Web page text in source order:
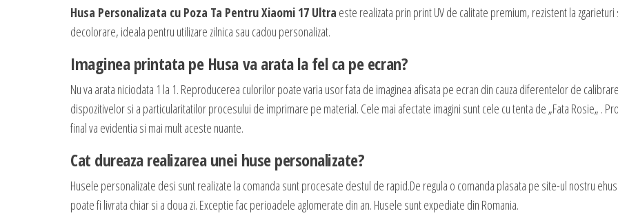
Husa Personalizata cu Poza Ta Pentru Xiaomi 17 Ultra este realizata prin print UV de calitate premium, rezistent la zgarieturi
decolorare, ideala pentru utilizare zilnica sau cadou personalizat.
Imaginea printata pe Husa va arata la fel ca pe ecran?
Nu va arata niciodata 1 la 1. Reproducerea culorilor poate varia usor fata de imaginea afisata pe ecran din cauza diferentelor de
dispozitivelor si a particularitatilor procesului de imprimare pe material. Cele mai afectate imagini sunt cele cu tenta de „Fata Rosie„ .
final va evidentia si mai mult aceste nuante.
Cat dureaza realizarea unei huse personalizate?
Husele personalizate desi sunt realizate la comanda sunt procesate destul de rapid.De regula o comanda plasata pe site-ul nostru
poate fi livrata chiar si a doua zi. Exceptie fac perioadele aglomerate din an. Husele sunt expediate din Romania.